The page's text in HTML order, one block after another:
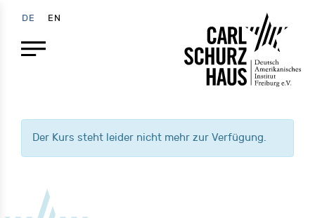
DE EN
Der Kurs steht leider nicht mehr zur Verfügung.